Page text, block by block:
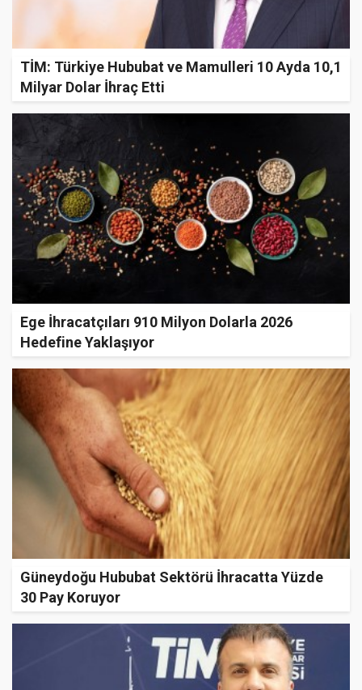
TİM: Türkiye Hububat ve Mamulleri 10 Ayda 10,1
Milyar Dolar İhraç Etti
Ege İhracatçıları 910 Milyon Dolarla 2026
Hedefine Yaklaşıyor
Güneydoğu Hububat Sektörü İhracatta Yüzde
30 Pay Koruyor